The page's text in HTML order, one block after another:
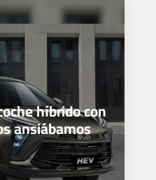
híbrido con
ansiábamos